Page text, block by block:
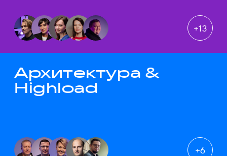
+13
Архитектура &
Highload
+6